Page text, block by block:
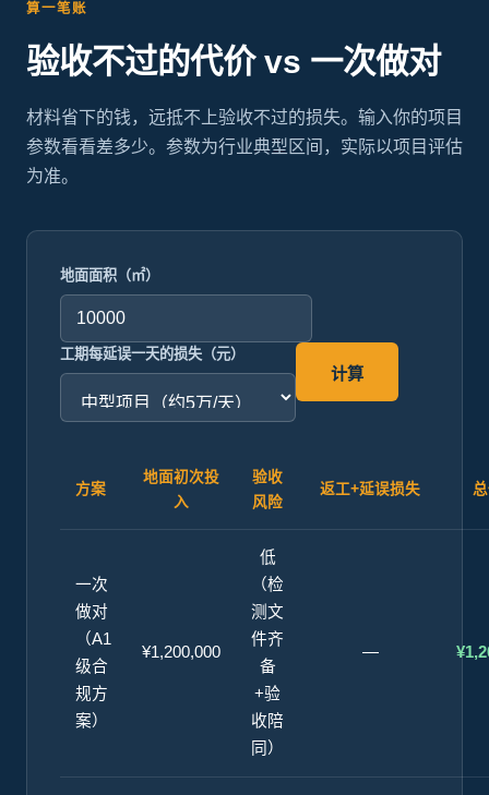
算一笔账
验收不过的代价 vs 一次做对
材料省下的钱，远抵不上验收不过的损失。输入你的项目
参数看看差多少。参数为行业典型区间，实际以项目评估
为准。
地面面积（㎡）
工期每延误一天的损失（元）
计算
方案
地面初次投
入
验收
风险
返工+延误损失
一次
做对
（A1
级合
规方
案）
¥1,200,000
低
（检
测文
件齐
备
+验
收陪
同）
—